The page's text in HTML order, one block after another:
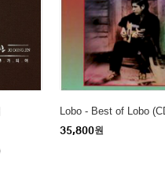
Lobo - Best of Lobo
35,800원